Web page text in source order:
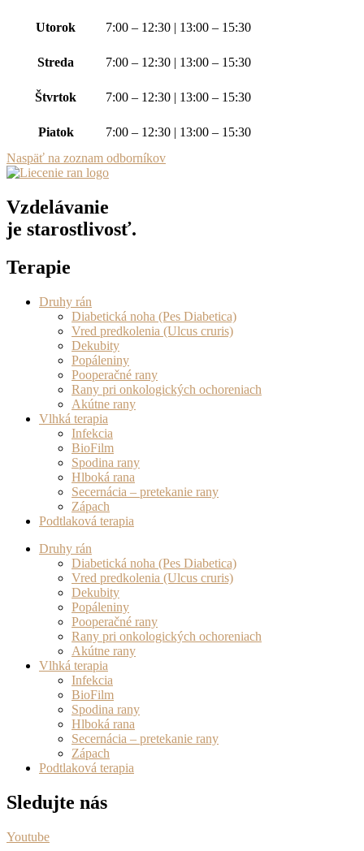
Utorok 7:00 – 12:30 | 13:00 – 15:30
Streda 7:00 – 12:30 | 13:00 – 15:30
Štvrtok 7:00 – 12:30 | 13:00 – 15:30
Piatok
7:00 – 12:30 | 13:00 – 15:30
Naspäť na zoznam odborníkov
Vzdelávanie
je starostlivosť.
Terapie
Druhy rán
Diabetická noha (Pes Diabetica)
Vred predkolenia (Ulcus cruris)
Dekubity
Popáleniny
Pooperačné rany
Rany pri onkologických ochoreniach
Akútne rany
Vlhká terapia
Infekcia
BioFilm
Spodina rany
Hlboká rana
Secernácia – pretekanie rany
Zápach
Podtlaková terapia
Druhy rán
Diabetická noha (Pes Diabetica)
Vred predkolenia (Ulcus cruris)
Dekubity
Popáleniny
Pooperačné rany
Rany pri onkologických ochoreniach
Akútne rany
Vlhká terapia
Infekcia
BioFilm
Spodina rany
Hlboká rana
Secernácia – pretekanie rany
Zápach
Podtlaková terapia
Sledujte nás
Youtube